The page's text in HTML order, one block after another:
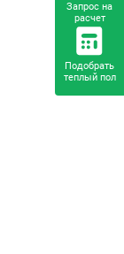
Запрос на
расчет
Подобрать
теплый пол